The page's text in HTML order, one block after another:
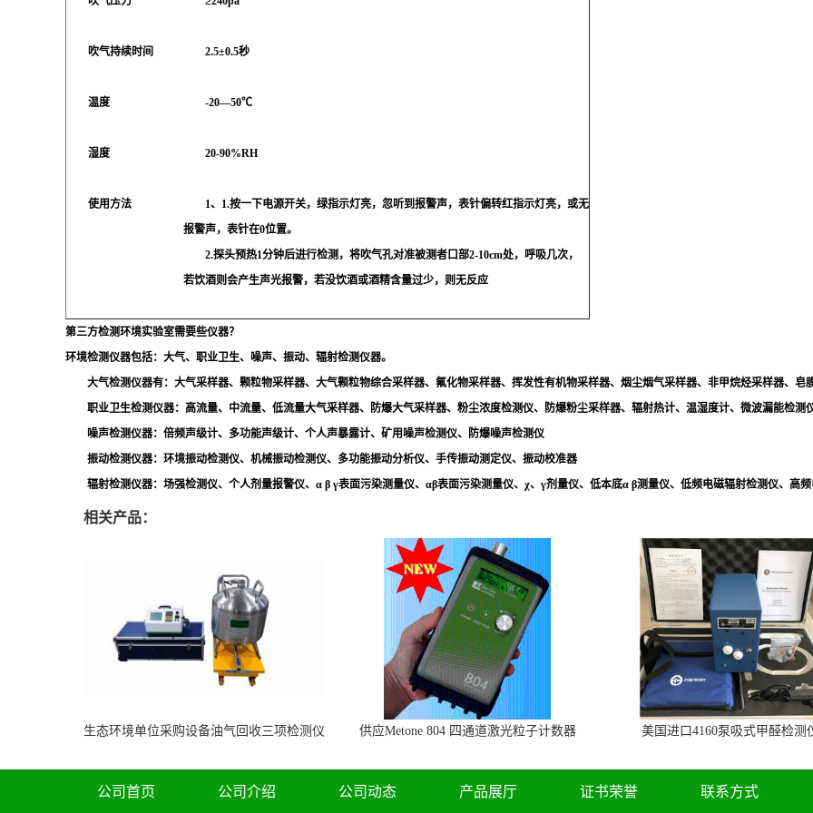
吹气持续时间 2.5±0.5秒
温度 -20—50℃
湿度 20-90%RH
使用方法
1、1.按一下电源开关，绿指示灯亮，忽听到报警声，表针偏转红指示灯亮，或无
报警声，表针在0位置。
2.探头预热1分钟后进行检测，将吹气孔对准被测者口部2-10cm处，呼吸几次，
若饮酒则会产生声光报警，若没饮酒或酒精含量过少，则无反应
第三方检测环境实验室需要些仪器？
环境检测仪器包括：大气、职业卫生、噪声、振动、辐射检测仪器。
大气检测仪器有：大气采样器、颗粒物采样器、大气颗粒物综合采样器、氟化物采样器、挥发性有机物采样器、烟尘烟气采样器、非甲烷烃采样器、皂
职业卫生检测仪器：高流量、中流量、低流量大气采样器、防爆大气采样器、粉尘浓度检测仪、防爆粉尘采样器、辐射热计、温湿度计、微波漏能检测
噪声检测仪器：倍频声级计、多功能声级计、个人声暴露计、矿用噪声检测仪、防爆噪声检测仪
振动检测仪器：环境振动检测仪、机械振动检测仪、多功能振动分析仪、手传振动测定仪、振动校准器
辐射检测仪器：场强检测仪、个人剂量报警仪、α β γ表面污染测量仪、αβ表面污染测量仪、χ、γ剂量仪、低本底α β测量仪、低频电磁辐射检测仪、高
相关产品：
生态环境单位采购设备油气回收三项检测仪
供应Metone 804 四通道激光粒子计数器 美国进口4160泵吸式甲醛检测
公司首页 公司介绍 公司动态 产品展厅 证书荣誉 联系方式